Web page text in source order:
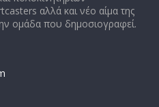
αλλά και νέο αίμα της
ομάδα που δημοσιογραφεί.